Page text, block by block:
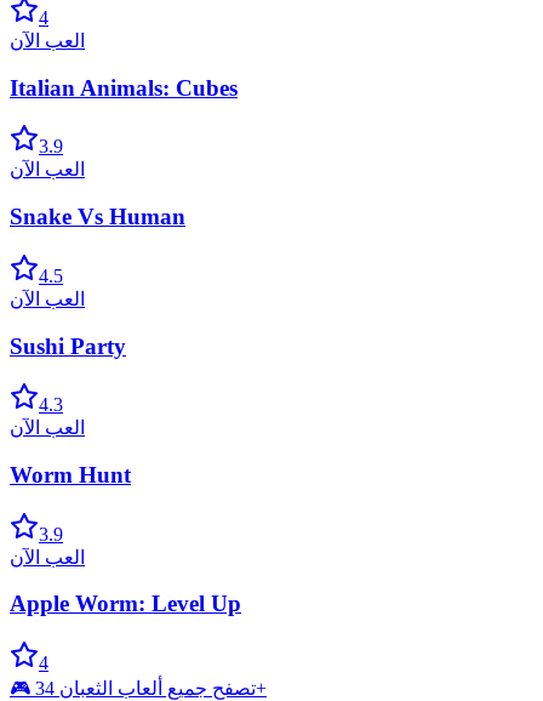
4
العب الآن
Italian Animals: Cubes
3.9
العب الآن
Snake Vs Human
4.5
العب الآن
Sushi Party
4.3
العب الآن
Worm Hunt
3.9
العب الآن
Apple Worm: Level Up
4
🎮 تصفح جميع ألعاب الثعبان 34+